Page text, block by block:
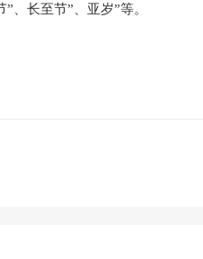
、长至节”、亚岁”等。